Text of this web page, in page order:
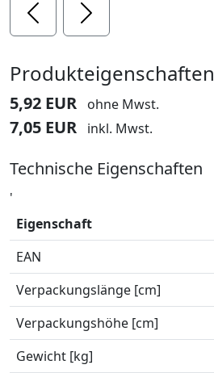
PreviousNext
Produkteigenschaften
5,92 EUR ohne Mwst.
7,05 EUR inkl. Mwst.
Technische Eigenschaften
'
Eigenschaft
EAN
Verpackungslänge [cm]
Verpackungshöhe [cm]
Gewicht [kg]